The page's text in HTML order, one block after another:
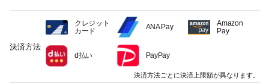
決済方法
クレジット
カード
ANA Pay
Amazon
Pay
d払い PayPay
決済方法ごとに決済上限額が異なります。